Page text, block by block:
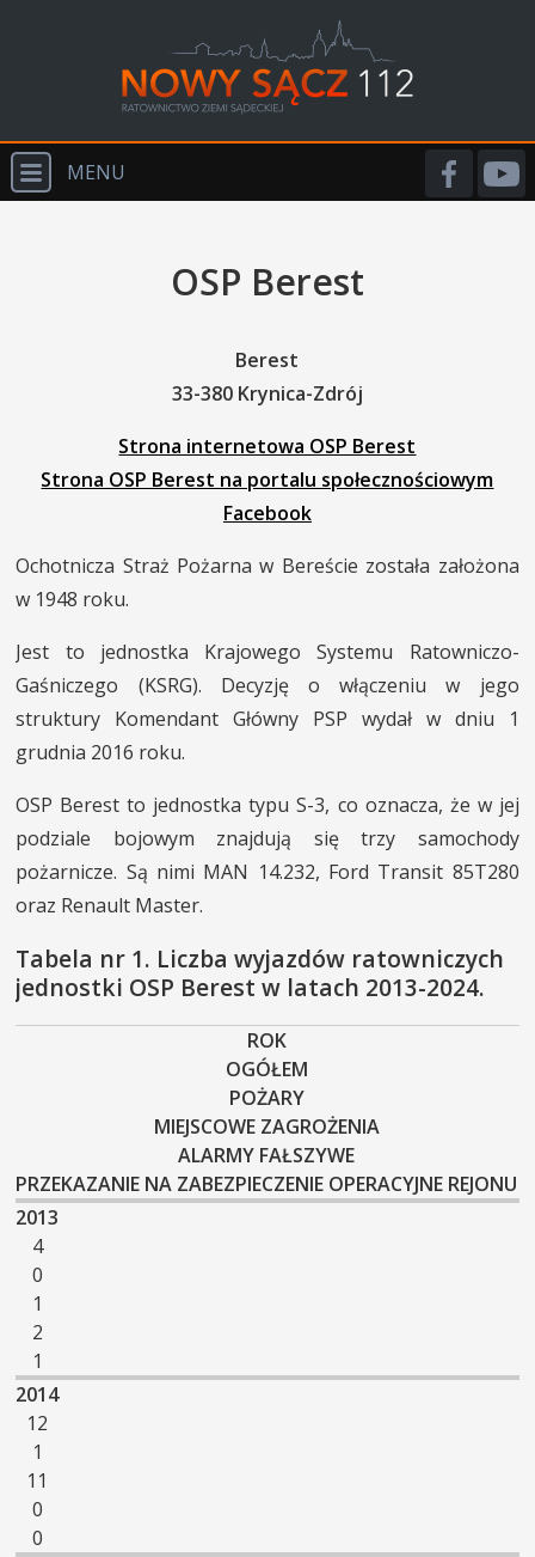
MENU
PRM
INNE SŁUŻBY
KONTAKT
OSP Berest
Berest
33-380 Krynica-Zdrój
Strona internetowa OSP Berest
Strona OSP Berest na portalu społecznościowym
Facebook
Ochotnicza Straż Pożarna w Bereście została założona
w 1948 roku.
Jest to jednostka Krajowego Systemu Ratowniczo-
Gaśniczego (KSRG). Decyzję o włączeniu w jego
struktury Komendant Główny PSP wydał w dniu 1
grudnia 2016 roku.
OSP Berest to jednostka typu S-3, co oznacza, że w jej
podziale bojowym znajdują się trzy samochody
pożarnicze. Są nimi MAN 14.232, Ford Transit 85T280
oraz Renault Master.
Tabela nr 1. Liczba wyjazdów ratowniczych
jednostki OSP Berest w latach 2013-2024.
ROK
OGÓŁEM
POŻARY
MIEJSCOWE ZAGROŻENIA
ALARMY FAŁSZYWE
PRZEKAZANIE NA ZABEZPIECZENIE OPERACYJNE REJONU
2013
4
0
1
2
1
2014
12
1
11
0
0